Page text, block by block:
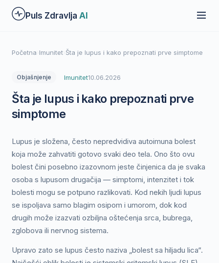
Preskoči
Puls Zdravlja AI
Početna Imunitet Šta je lupus i kako prepoznati prve simptome
Objašnjenje Imunitet10.06.2026
Šta je lupus i kako prepoznati prve
simptome
Lupus je složena, često nepredvidiva autoimuna bolest
koja može zahvatiti gotovo svaki deo tela. Ono što ovu
bolest čini posebno izazovnom jeste činjenica da je svaka
osoba s lupusom drugačija — simptomi, intenzitet i tok
bolesti mogu se potpuno razlikovati. Kod nekih ljudi lupus
se ispoljava samo blagim osipom i umorom, dok kod
drugih može izazvati ozbiljna oštećenja srca, bubrega,
zglobova ili nervnog sistema.
Upravo zato se lupus često naziva „bolest sa hiljadu lica“.